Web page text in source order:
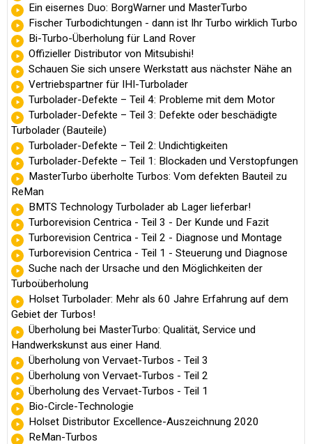
Ein eisernes Duo: BorgWarner und MasterTurbo
Fischer Turbodichtungen - dann ist Ihr Turbo wirklich Turbo
Bi-Turbo-Überholung für Land Rover
Offizieller Distributor von Mitsubishi!
Schauen Sie sich unsere Werkstatt aus nächster Nähe an
Vertriebspartner für IHI-Turbolader
Turbolader-Defekte – Teil 4: Probleme mit dem Motor
Turbolader-Defekte – Teil 3: Defekte oder beschädigte
Turbolader (Bauteile)
Turbolader-Defekte – Teil 2: Undichtigkeiten
Turbolader-Defekte – Teil 1: Blockaden und Verstopfungen
MasterTurbo überholte Turbos: Vom defekten Bauteil zu
ReMan
BMTS Technology Turbolader ab Lager lieferbar!
Turborevision Centrica - Teil 3 - Der Kunde und Fazit
Turborevision Centrica - Teil 2 - Diagnose und Montage
Turborevision Centrica - Teil 1 - Steuerung und Diagnose
Suche nach der Ursache und den Möglichkeiten der
Turboüberholung
Holset Turbolader: Mehr als 60 Jahre Erfahrung auf dem
Gebiet der Turbos!
Überholung bei MasterTurbo: Qualität, Service und
Handwerkskunst aus einer Hand.
Überholung von Vervaet-Turbos - Teil 3
Überholung von Vervaet-Turbos - Teil 2
Überholung des Vervaet-Turbos - Teil 1
Bio-Circle-Technologie
Holset Distributor Excellence-Auszeichnung 2020
ReMan-Turbos